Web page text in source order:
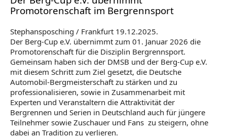
Promotorenschaft im Bergrennsport
Stephansposching / Frankfurt 19.12.2025.
Der Berg-Cup e.V. übernimmt zum 01. Januar 2026 die
Promotorenschaft für die Disziplin Bergrennsport.
Gemeinsam haben sich der DMSB und der Berg-Cup e.V.
mit diesem Schritt zum Ziel gesetzt, die Deutsche
Automobil-Bergmeisterschaft zu stärken und zu
professionalisieren, sowie in Zusammenarbeit mit
Experten und Veranstaltern die Attraktivität der
Bergrennen und Serien in Deutschland auch für jüngere
Teilnehmer sowie Zuschauer und Fans zu steigern, ohne
dabei an Tradition zu verlieren.